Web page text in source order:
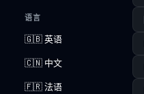
语言
🇬🇧 英语
🇨🇳 中文
🇫🇷 法语